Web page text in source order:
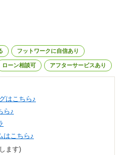
フットワークに自信あり
ローン相談可 アフターサービスあり
はこちら♪
ら♪
はこちら♪
ます)